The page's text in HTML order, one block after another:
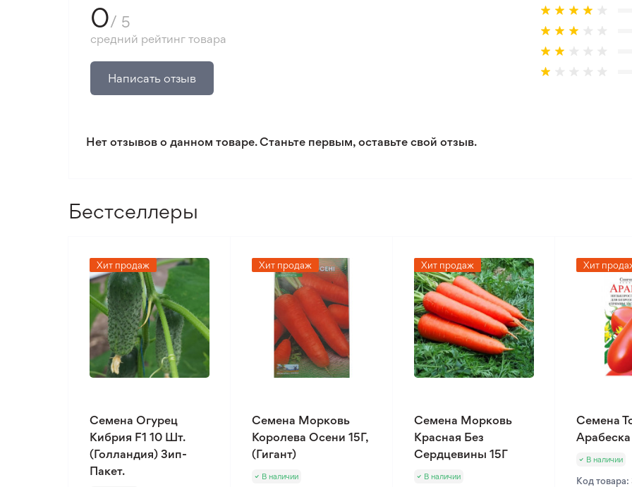
0/ 5
средний рейтинг товара
Написать отзыв
Нет отзывов о данном товаре. Станьте первым, оставьте свой отзыв.
Бестселлеры
Хит продаж
Семена Огурец
Кибрия F1 10 Шт.
(Голландия) Зип-
Пакет.
Хит продаж
Семена Морковь
Королева Осени 15Г,
(Гигант)
В наличии
Хит продаж
Семена Морковь
Красная Без
Сердцевины 15Г
В наличии
Хит
Семена
В наличии
Код товара: